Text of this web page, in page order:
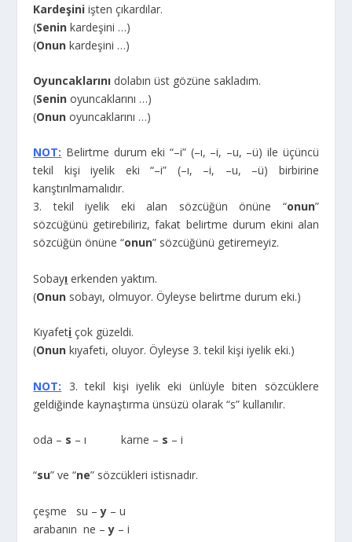
Kardeşini işten çıkardılar.
(Senin kardeşini …)
(Onun kardeşini …)
Oyuncaklarını dolabın üst gözüne sakladım.
(Senin oyuncaklarını …)
(Onun oyuncaklarını …)
NOT: Belirtme durum eki “–i” (–ı, –i, –u, –ü) ile üçüncü
tekil kişi iyelik eki “–i” (–ı, –i, –u, –ü) birbirine
karıştırılmamalıdır.
3. tekil iyelik eki alan sözcüğün önüne “onun”
sözcüğünü getirebiliriz, fakat belirtme durum ekini alan
sözcüğün önüne “onun” sözcüğünü getiremeyiz.
Sobayı erkenden yaktım.
(Onun sobayı, olmuyor. Öyleyse belirtme durum eki.)
Kıyafeti çok güzeldi.
(Onunkıyafeti, oluyor. Öyleyse 3. tekil kişi iyelik eki.)
NOT: 3. tekil kişi iyelik eki ünlüyle biten sözcüklere
geldiğinde kaynaştırma ünsüzü olarak “s” kullanılır.
oda – s – ı karne – s – i
“su” ve “ne” sözcükleri istisnadır.
çeşme su –y – u
arabanın ne –y – i